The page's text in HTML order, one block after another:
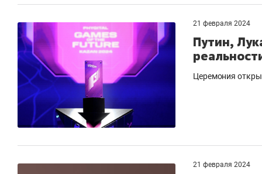
21 февраля 2024
Путин,
Церемония
21 февраля 2024